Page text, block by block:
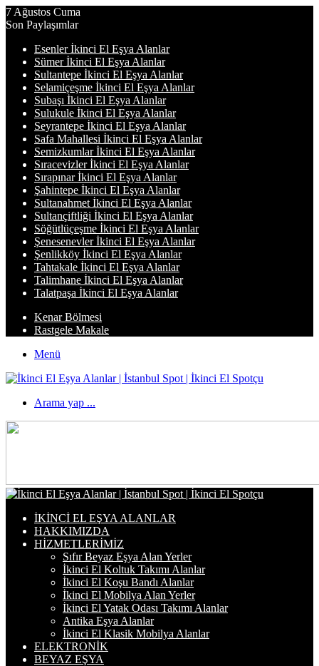
7 Ağustos Cuma
Son Paylaşımlar
Esenler İkinci El Eşya Alanlar
Sümer İkinci El Eşya Alanlar
Sultantepe İkinci El Eşya Alanlar
Selamiçeşme İkinci El Eşya Alanlar
Subaşı İkinci El Eşya Alanlar
Sulukule İkinci El Eşya Alanlar
Seyrantepe İkinci El Eşya Alanlar
Safa Mahallesi İkinci El Eşya Alanlar
Semizkumlar İkinci El Eşya Alanlar
Sıracevizler İkinci El Eşya Alanlar
Sırapınar İkinci El Eşya Alanlar
Şahintepe İkinci El Eşya Alanlar
Sultanahmet İkinci El Eşya Alanlar
Sultançiftliği İkinci El Eşya Alanlar
Söğütlüçeşme İkinci El Eşya Alanlar
Şenesenevler İkinci El Eşya Alanlar
Şenlikköy İkinci El Eşya Alanlar
Tahtakale İkinci El Eşya Alanlar
Talimhane İkinci El Eşya Alanlar
Talatpaşa İkinci El Eşya Alanlar
Kenar Bölmesi
Rastgele Makale
Menü
Arama yap ...
İKINCI EL EŞYA ALANLAR
HAKKIMIZDA
HIZMETLERIMIZ
Sıfır Beyaz Eşya Alan Yerler
İkinci El Koltuk Takımı Alanlar
İkinci El Koşu Bandı Alanlar
İkinci El Mobilya Alan Yerler
İkinci El Yatak Odası Takımı Alanlar
Antika Eşya Alanlar
İkinci El Klasik Mobilya Alanlar
ELEKTRONIK
BEYAZ EŞYA